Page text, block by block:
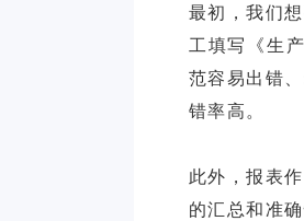
最初，我们
工填写《生
范容易出错
错率高。
此外，报表
的汇总和准